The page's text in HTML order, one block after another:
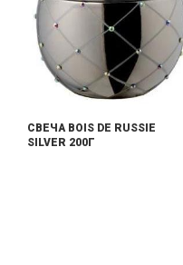
СВЕЧА BOIS DE RUSSIE
SILVER 200Г